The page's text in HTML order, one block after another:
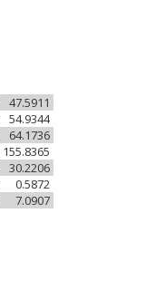
47.5911
54.9344
64.1736
155.8365
30.2206
0.5872
7.0907